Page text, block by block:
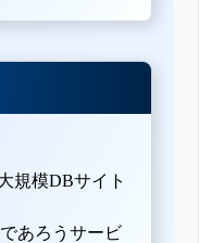
規模DBサイト
あろうサービ